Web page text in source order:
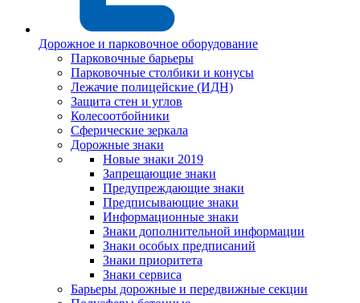
Дорожное и парковочное оборудование
Парковочные барьеры
Парковочные столбики и конусы
Лежачие полицейские (ИДН)
Защита стен и углов
Колесоотбойники
Сферические зеркала
Дорожные знаки
Новые знаки 2019
Запрещающие знаки
Предупреждающие знаки
Предписывающие знаки
Информационные знаки
Знаки дополнительной информации
Знаки особых предписаний
Знаки приоритета
Знаки сервиса
Барьеры дорожные и передвижные секции